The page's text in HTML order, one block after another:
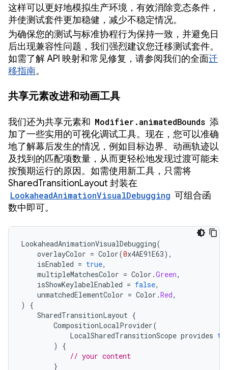
这样可以更好地模拟生产环境，有效消除竞态条件，
并使测试套件更加稳健，减少不稳定情况。
为确保您的测试与标准协程行为保持一致，并避免日
后出现兼容性问题，我们强烈建议您迁移测试套件。
如需了解 API 映射和常见修复，请参阅我们的全面迁
移指南。
共享元素改进和动画工具
我们还为共享元素和 Modifier.animatedBounds 添
加了一些实用的可视化调试工具。现在，您可以准确
地了解幕后发生的情况，例如目标边界、动画轨迹以
及找到的匹配项数量，从而更轻松地发现过渡可能未
按预期运行的原因。如需使用新工具，只需将
SharedTransitionLayout 封装在
LookaheadAnimationVisualDebugging 可组合函
数中即可。
LookaheadAnimationVisualDebugging(
overlayColor = Color(0x4AE91E63),
isEnabled = true,
multipleMatchesColor = Color .Green,
isShowKeylabelEnabled = false,
unmatchedElementColor = Color .Red,
)
{
SharedTransitionLayout {
CompositionLocalProvider(
LocalSharedTransitionScope provides
)
{
// your content
}